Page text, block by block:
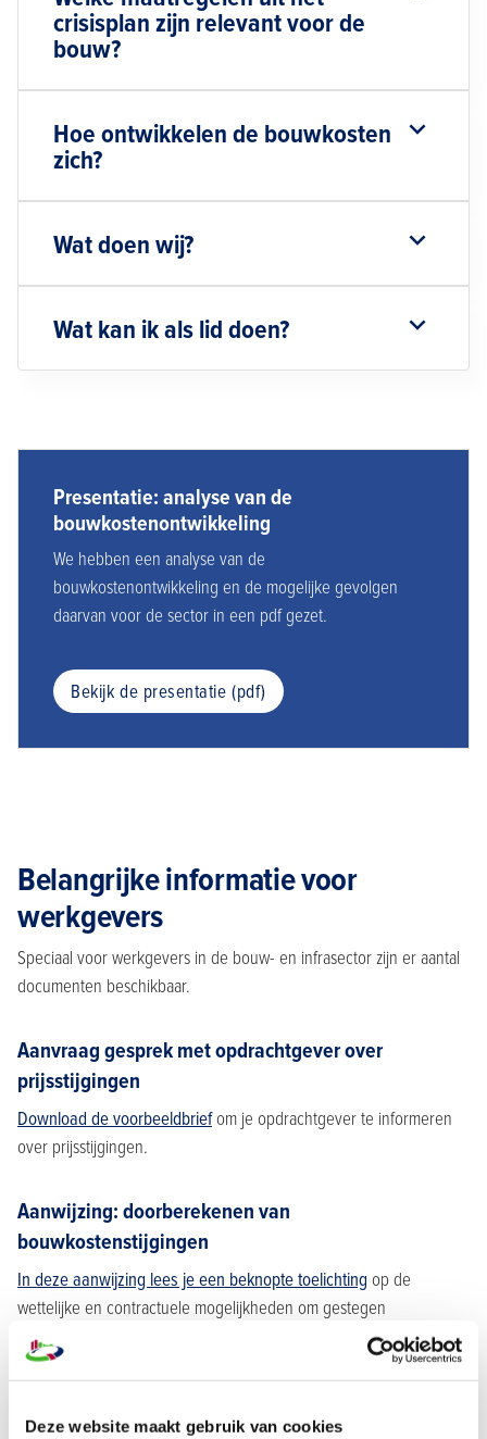
Deze website maakt gebruik van cookies
crisisplan zijn relevant voor de
bouw?
Hoe ontwikkelen de bouwkosten
zich?
Wat doen wij?
Wat kan ik als lid doen?
Presentatie: analyse van de
bouwkostenontwikkeling
We hebben een analyse van de
bouwkostenontwikkeling en de mogelijke gevolgen
daarvan voor de sector in een pdf gezet.
Bekijk de presentatie (pdf)
Belangrijke informatie voor
werkgevers
Speciaal voor werkgevers in de bouw- en infrasector zijn er aantal
documenten beschikbaar.
Aanvraag gesprek met opdrachtgever over
prijsstijgingen
Download de voorbeeldbriefom je opdrachtgever te informeren
over prijsstijgingen.
Aanwijzing: doorberekenen van
bouwkostenstijgingen
In deze aanwijzing lees je een beknopte toelichting op de
wettelijke en contractuele mogelijkheden om gestegen
bouwkosten, bijvoorbeeld door stijgende brandstof- en gasprijzen,
door te berekenen in lopende bouwcontracten. Daarbij wordt
komen wanneer ze niet in de aanneemsom zijn opgenomen. Ook